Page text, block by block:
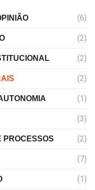
(6)
(2)
(2)
(2)
(1)
(3)
PROCESSOS (2)
(7)
(1)